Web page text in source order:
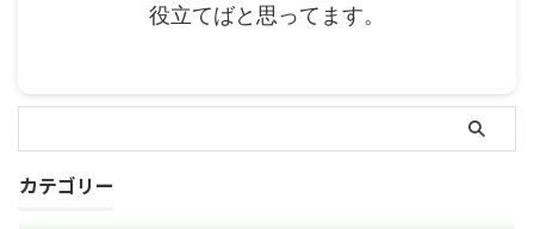
役立てばと思ってます。
カテゴリー